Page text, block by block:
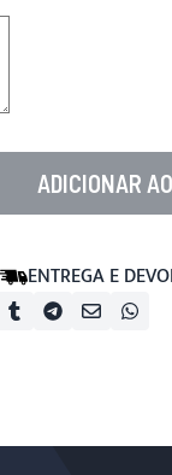
ADICIONAR
ENTREGA E